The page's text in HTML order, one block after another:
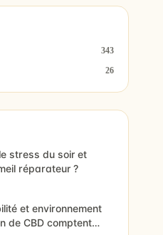
343
26
stress du soir et
réparateur ?
et environnement
de CBD comptent